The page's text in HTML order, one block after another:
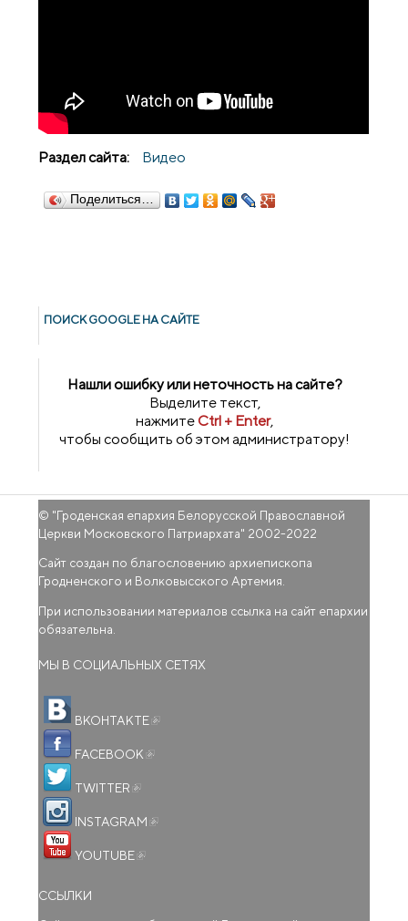
Раздел сайта: Видео
Поделиться…
ПОИСК GOОGLE НА САЙТЕ
Нашли ошибку или неточность на сайте?
Выделите текст,
нажмитеCtrl + Enter,
чтобы сообщить об этом администратору!
© "Гроденская епархия Белорусской Православной
Церкви Московского Патриархата" 2002-2022
Сайт создан по благословению архиепископа
Гродненского и Волковысского Артемия.
При использовании материалов ссылка на сайт епархии
обязательна.
МЫ В СОЦИАЛЬНЫХ СЕТЯХ
ВКОНТАКТЕ
FACEBOOK
TWITTER
INSTAGRAM
YOUTUBE
ССЫЛКИ